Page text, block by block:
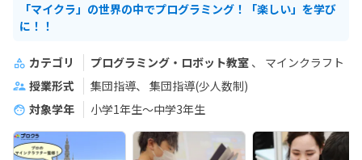
「マイクラ」の世界の中でプログラミング！「楽しい」を学び
に！！
カテゴリ プログラミング・ロボット教室
マインクラフト
授業形式
集団指導
集団指導(少人数制)
対象学年
小学1年生～中学3年生